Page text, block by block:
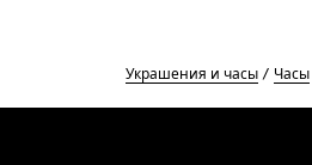
Украшения и часы Часы